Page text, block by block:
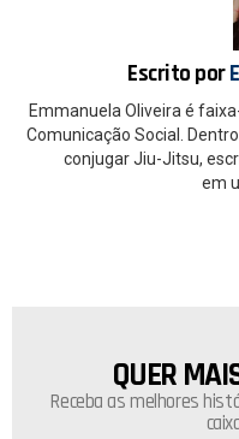
Escrito por
Emmanuela Oliveira é
Comunicação Social.
conjugar Jiu-Jitsu,
em
NEWSLETTER
QUER
Receba as melhores